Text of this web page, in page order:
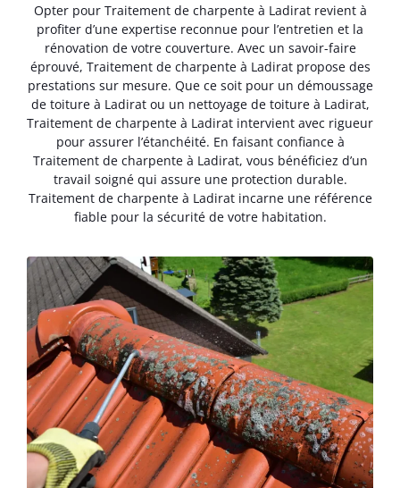
Opter pour Traitement de charpente à Ladirat revient à
profiter d’une expertise reconnue pour l’entretien et la
rénovation de votre couverture. Avec un savoir-faire
éprouvé, Traitement de charpente à Ladirat propose des
prestations sur mesure. Que ce soit pour un démoussage
de toiture à Ladirat ou un nettoyage de toiture à Ladirat,
Traitement de charpente à Ladirat intervient avec rigueur
pour assurer l’étanchéité. En faisant confiance à
Traitement de charpente à Ladirat, vous bénéficiez d’un
travail soigné qui assure une protection durable.
Traitement de charpente à Ladirat incarne une référence
fiable pour la sécurité de votre habitation.